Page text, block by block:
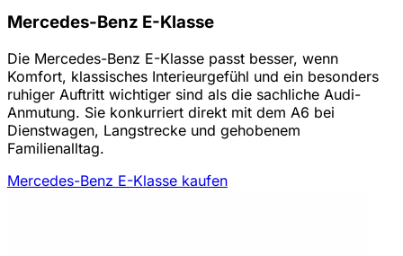
Mercedes-Benz E-Klasse
Die Mercedes-Benz E-Klasse passt besser, wenn
Komfort, klassisches Interieurgefühl und ein besonders
ruhiger Auftritt wichtiger sind als die sachliche Audi-
Anmutung. Sie konkurriert direkt mit dem A6 bei
Dienstwagen, Langstrecke und gehobenem
Familienalltag.
Mercedes-Benz E-Klasse kaufen